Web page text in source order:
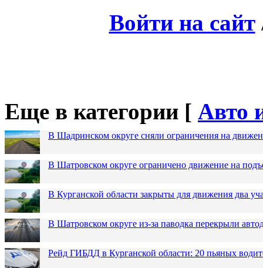
Войти на сайт
Еще в категории [ Авто
В Шадринском округе сняли ограничения на
В Шатровском округе ограничено движение на
В Курганской области закрыты для движения два
В Шатровском округе из-за паводка перекрыли
Рейд ГИБДД в Курганской области: 20 пьяных